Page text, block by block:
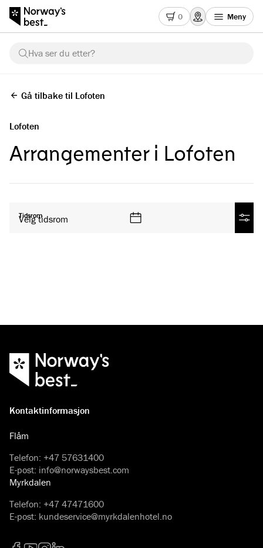
0 Meny
Hva ser du etter?
Gå tilbake til Lofoten
Lofoten
Arrangementer i Lofoten
Tidsrom
Velg tidsrom
Kontaktinformasjon
Flåm
Telefon: +47 57631400
E-post: info@norwaysbest.com
Myrkdalen
Telefon: +47 47471600
E-post: kundeservice@myrkdalenhotel.no